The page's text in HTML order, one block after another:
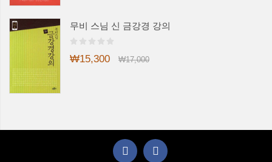
무비 스님 신 금강경 강의
₩15,300 ₩17,000